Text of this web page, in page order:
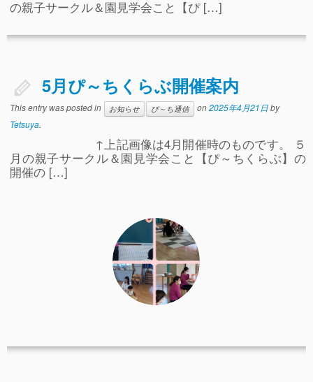
の親子サークル＆園見学会こと【ぴ […]
5月ぴ～ちくらぶ開催案内
This entry was posted in お知らせ ぴ～ち通信 on2025年4月21日by
Tetsuya.
↑上記画像は4月開催時のものです。 ５
月の親子サークル＆園見学会こと【ぴ～ちくらぶ】の
開催の […]